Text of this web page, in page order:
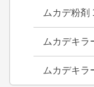
ムカデ粉剤
ムカデキラ
ムカデキラ